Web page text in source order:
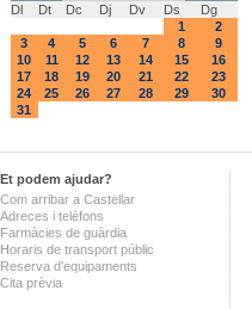
Dl
Dt Dc Dj Dv Ds
Dg
1
2
3
4 5 6 7 8
9
10
11 12 13 14 15
16
17
18 19 20 21 22
23
24
25 26 27 28 29
30
31
Et podem ajudar?
Com arribar a Castellar
Adreces i telèfons
Farmàcies de guàrdia
Horaris de transport públic
Reserva d'equipaments
Cita prèvia